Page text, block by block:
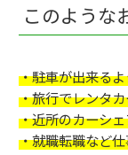
このような
・駐車が出来る
・旅行でレンタ
・近所のカーシ
・就職転職など